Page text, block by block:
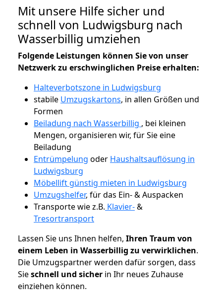
Mit unsere Hilfe sicher und
schnell von Ludwigsburg nach
Wasserbillig umziehen
Folgende Leistungen können Sie von unser
Netzwerk zu erschwinglichen Preise erhalten:
Halteverbotszone in Ludwigsburg
stabile Umzugskartons, in allen Größen und
Formen
Beiladung nach Wasserbillig , bei kleinen
Mengen, organisieren wir, für Sie eine
Beiladung
Entrümpelung oder Haushaltsauflösung in
Ludwigsburg
Möbellift günstig mieten in Ludwigsburg
Umzugshelfer, für das Ein- & Auspacken
Transporte wie z.B. Klavier-&
Tresortransport
Lassen Sie uns Ihnen helfen, Ihren Traum von
einem Leben in Wasserbillig zu verwirklichen.
Die Umzugspartner werden dafür sorgen, dass
Sieschnell und sicher in Ihr neues Zuhause
einziehen können.